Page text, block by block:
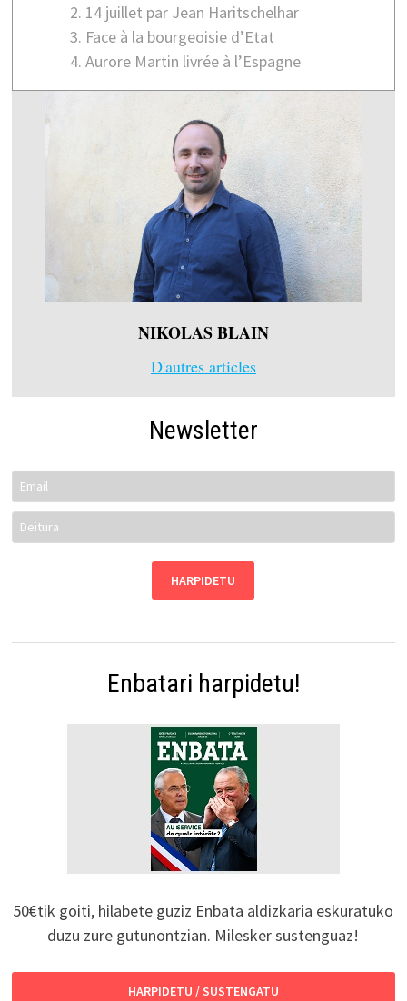
14 juillet par Jean Haritschelhar
Face à la bourgeoisie d’Etat
Aurore Martin livrée à l’Espagne
NIKOLAS BLAIN
D'autres articles
Newsletter
Enbatari harpidetu!
50€tik goiti, hilabete guziz Enbata aldizkaria eskuratuko
duzu zure gutunontzian. Milesker sustenguaz!
HARPIDETU / SUSTENGATU